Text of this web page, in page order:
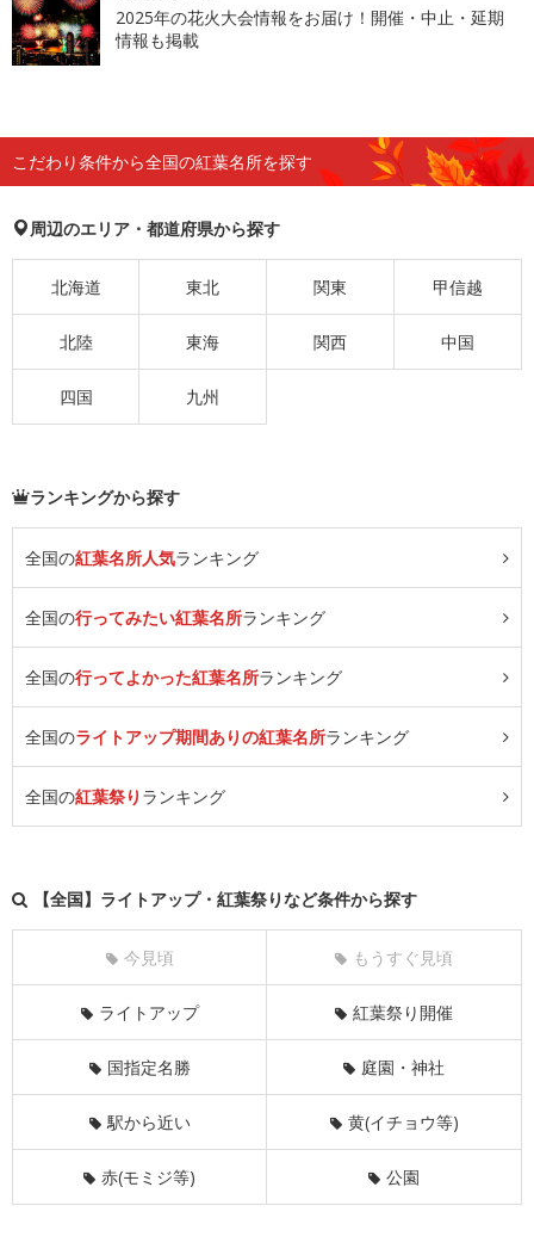
2025年の花火大会情報をお届け！開催・中止・延期
情報も掲載
こだわり条件から全国の紅葉名所を探す
周辺のエリア・都道府県から探す
北海道 東北 関東 甲信越
北陸 東海 関西 中国
四国 九州
ランキングから探す
全国の紅葉名所人気ランキング
全国の行ってみたい紅葉名所ランキング
全国の行ってよかった紅葉名所ランキング
全国のライトアップ期間ありの紅葉名所ランキング
全国の紅葉祭り ランキング
【全国】ライトアップ・紅葉祭りなど条件から探す
今見頃 もうすぐ見頃
ライトアップ 紅葉祭り開催
国指定名勝 庭園・神社
駅から近い 黄(イチョウ等)
赤(モミジ等) 公園